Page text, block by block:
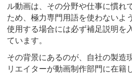
ル動画は、その分野や仕事に慣れ
ため、極力専門用語を使わないよ
使用する場合には必ず補足説明を
ています。
その背景にあるのが、自社の製造
リエイターが動画制作部門に在籍